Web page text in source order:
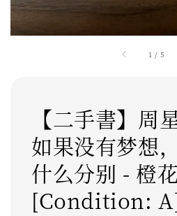
1 / 5
【二手書】周
如果没有梦想
什么分别 - 橙花
[Condition: